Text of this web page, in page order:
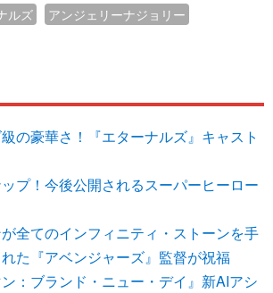
ルズ
アンジェリーナジョリー
の豪華さ！『エターナルズ』キャスト
プ！今後公開されるスーパーヒーロー
全てのインフィニティ・ストーンを手
た『アベンジャーズ』監督が祝福
ン：ブランド・ニュー・デイ』新AIアシ